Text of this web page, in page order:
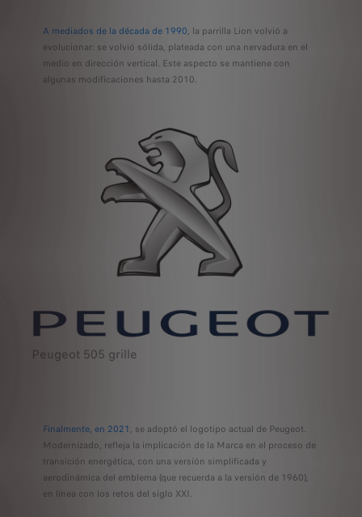
A mediados de la década de 1990, la parrilla Lion volvió a
evolucionar: se volvió sólida, plateada con una nervadura en el
medio en dirección vertical. Este aspecto se mantiene con
algunas modificaciones hasta 2010.
Peugeot 505 grille
Finalmente, en 2021, se adoptó el logotipo actual de Peugeot.
Modernizado, refleja la implicación de la Marca en el proceso de
transición energética, con una versión simplificada y
aerodinámica del emblema (que recuerda a la versión de 1960),
en línea con los retos del siglo XXI.